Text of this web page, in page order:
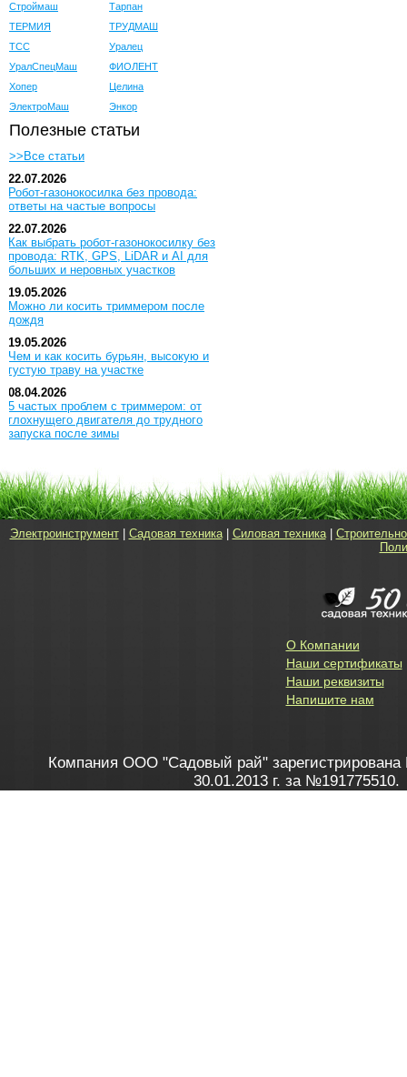
Строймаш
Тарпан
ТЕРМИЯ
ТРУДМАШ
ТСС
Уралец
УралСпецМаш
ФИОЛЕНТ
Хопер
Целина
ЭлектроМаш
Энкор
Полезные статьи
>>Все статьи
22.07.2026
Робот-газонокосилка без провода:
ответы на частые вопросы
22.07.2026
Как выбрать робот-газонокосилку без
провода: RTK, GPS, LiDAR и AI для
больших и неровных участков
19.05.2026
Можно ли косить триммером после
дождя
19.05.2026
Чем и как косить бурьян, высокую и
густую траву на участке
08.04.2026
5 частых проблем с триммером: от
глохнущего двигателя до трудного
запуска после зимы
Электроинструмент| Садовая техника| Силовая техника|
О Компании
Наши сертификаты
Наши реквизиты
Напишите нам
Компания ООО "Садовый рай" зарегистрирована
30.01.2013 г. за №191775510.